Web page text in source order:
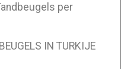
per
IN TURKIJE